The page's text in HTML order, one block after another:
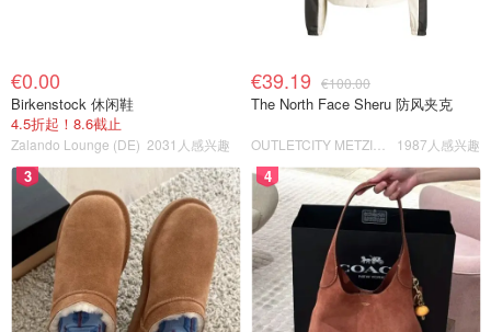
€0.00
Birkenstock 休闲鞋
4.5折起！8.6截止
Zalando Lounge (DE) 2031人感兴趣
€39.19 €100.00
The North Face Sheru 防风夹克
1987人感兴趣
3 4